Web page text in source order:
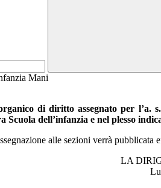
di diritto assegnato per l’a.
Scuola dell’infanzia e nel plesso
alle sezioni verrà pubblicata
LA